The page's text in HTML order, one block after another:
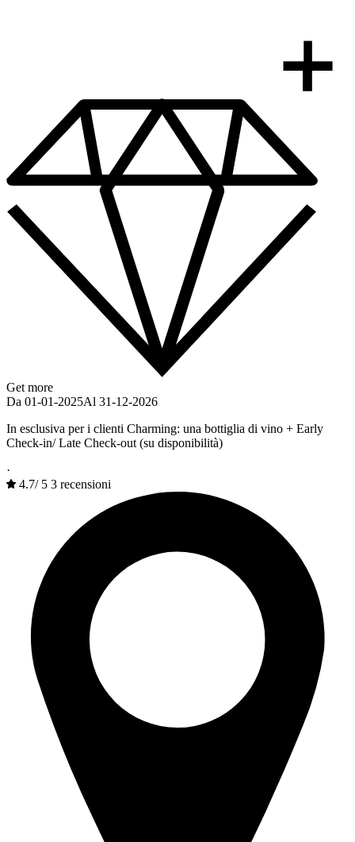
Get more
Da 01-01-2025Al 31-12-2026
In esclusiva per i clienti Charming: una bottiglia di vino + Early
Check-in/ Late Check-out (su disponibilità)
·
4.7/ 5 3 recensioni